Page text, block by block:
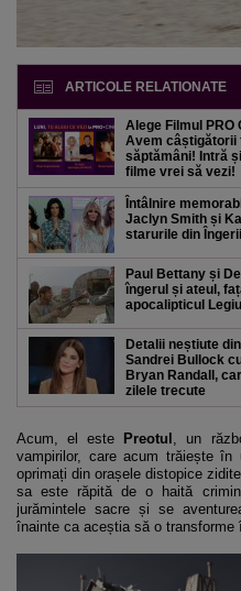
ARTICOLE RELATIONATE
Alege Filmul PRO
Avem câștigătorii
săptămâni! Intră
filme vrei să vezi!
Întâlnire
Jaclyn Smith și
starurile din
Paul Bettany și
îngerul și ateul,
apocalipticul
Detalii neștiute
Sandrei Bullock
Bryan Randall,
zilele trecute
Acum, el este Preotul , un
vampirilor, care acum trăiește în
oprimați din orașele distopice
sa este răpită de o haită
jurămintele sacre și se
înainte ca aceștia să o transforme